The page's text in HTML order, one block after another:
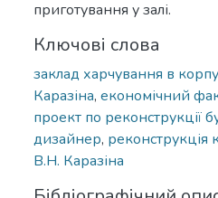
приготування у залі.
Ключові слова
заклад харчування в
Каразіна, економічний
проект по реконструкції
дизайнер, реконструкція
В.Н. Каразіна